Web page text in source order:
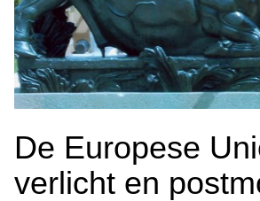
De Europese
verlicht en